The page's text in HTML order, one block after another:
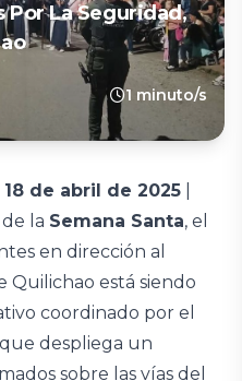
Por La Seguridad,
1 minuto/s
de abril de 2025
la Semana Santa, el
en dirección al
Quilichao está siendo
coordinado por el
despliega un
sobre las vías del